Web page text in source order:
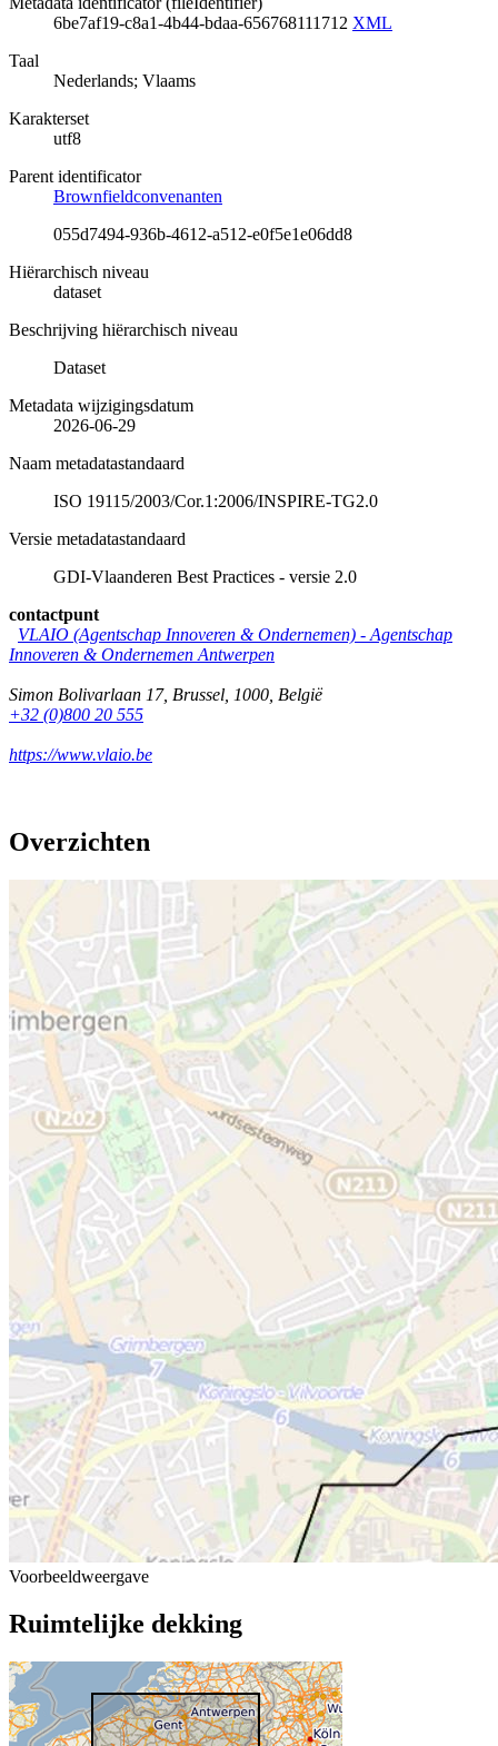
6be7af19-c8a1-4b44-bdaa-656768111712 XML
Taal
Nederlands; Vlaams
Karakterset
utf8
Parent identificator
Brownfieldconvenanten
055d7494-936b-4612-a512-e0f5e1e06dd8
Hiërarchisch niveau
dataset
Beschrijving hiërarchisch niveau
Dataset
Metadata wijzigingsdatum
2026-06-29
Naam metadatastandaard
ISO 19115/2003/Cor.1:2006/INSPIRE-TG2.0
Versie metadatastandaard
GDI-Vlaanderen Best Practices - versie 2.0
contactpunt
VLAIO (Agentschap Innoveren & Ondernemen) -Agentschap
Innoveren & Ondernemen Antwerpen
Simon Bolivarlaan 17, Brussel, 1000, België
+32 (0)800 20 555
https://www.vlaio.be
Overzichten
Voorbeeldweergave
Ruimtelijke dekking